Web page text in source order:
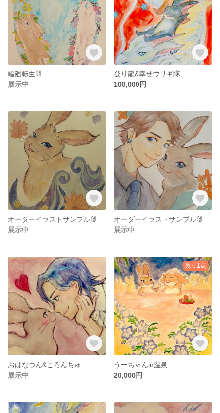
輪廻転生🐰
展示中
登り龍&幸せウサギ隊
100,000円
オーダーイラストサンプル🐰
展示中
オーダーイラストサンプル🐰
展示中
おはなつん&ころんちゅ
展示中
残り1点
うーちゃんin温泉
20,000円